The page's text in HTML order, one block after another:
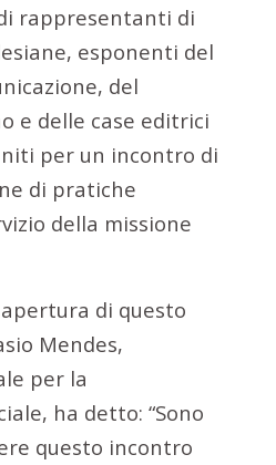
rappresentanti di
esponenti del
del
e delle case editrici
per un incontro di
di pratiche
della missione
di questo
Mendes,
per la
ha detto: “Sono
questo incontro